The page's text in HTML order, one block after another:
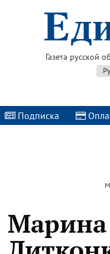
Газета русской
Подписка |
Марина